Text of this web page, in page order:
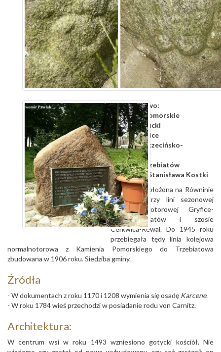
województwo:
zachodniopomorskie
powiat:gryficki
gmina: Karnice
diecezja:szczecińsko-
kamieńska
dekanat:Trzebiatów
parafia:św. Stanisława Kostki
Duża wieś położona na Równinie
Gryfickiej, przy lini sezonowej
kolei wąskotorowej Gryfice-
Rewal-Trzebiatów i szosie
Cerkwica-Rewal. Do 1945 roku
przebiegała tędy linia kolejowa
normalnotorowa z Kamienia Pomorskiego do Trzebiatowa
zbudowana w 1906 roku. Siedziba gminy.
Źródła
- W dokumentach z roku 1170 i 1208 wymienia się osadę Karcene.
- W roku 1784 wieś przechodzi w posiadanie rodu von Carnitz.
Architektura:
W centrum wsi w roku 1493 wzniesiono gotycki kościół. Nie